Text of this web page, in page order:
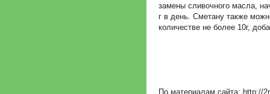
замены сливочного масла,
г в день. Сметану также
количестве не более 10г,
По материалам сайта: http://